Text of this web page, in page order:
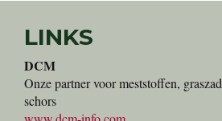
LINKS
DCM
Onze partner voor meststoffen,
schors